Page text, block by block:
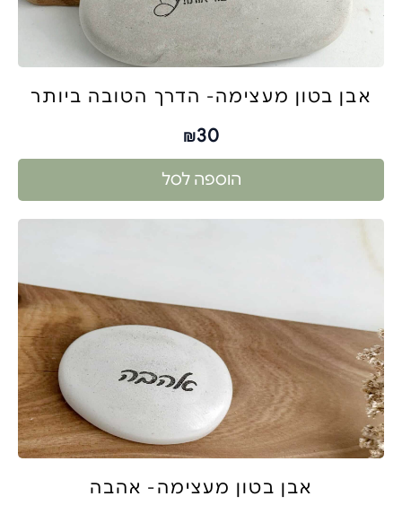
אבן בטון מעצימה- הדרך הטובה ביותר
₪30
הוספה לסל
אבן בטון מעצימה- אהבה